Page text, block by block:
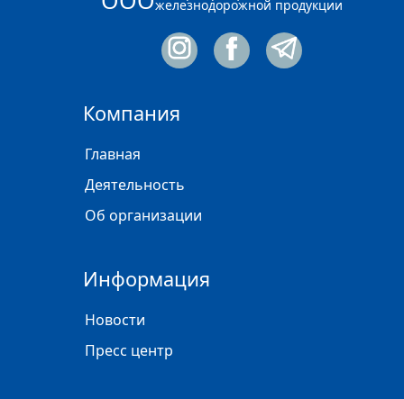
железнодорожной продукции
Компания
Главная
Деятельность
Об организации
Информация
Новости
Пресс центр